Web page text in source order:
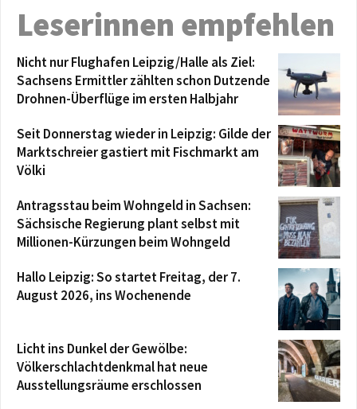
Leserinnen empfehlen
Nicht nur Flughafen Leipzig/Halle als Ziel:
Sachsens Ermittler zählten schon Dutzende
Drohnen-Überflüge im ersten Halbjahr
Seit Donnerstag wieder in Leipzig: Gilde der
Marktschreier gastiert mit Fischmarkt am
Völki
Antragsstau beim Wohngeld in Sachsen:
Sächsische Regierung plant selbst mit
Millionen-Kürzungen beim Wohngeld
Hallo Leipzig: So startet Freitag, der 7.
August 2026, ins Wochenende
Licht ins Dunkel der Gewölbe:
Völkerschlachtdenkmal hat neue
Ausstellungsräume erschlossen